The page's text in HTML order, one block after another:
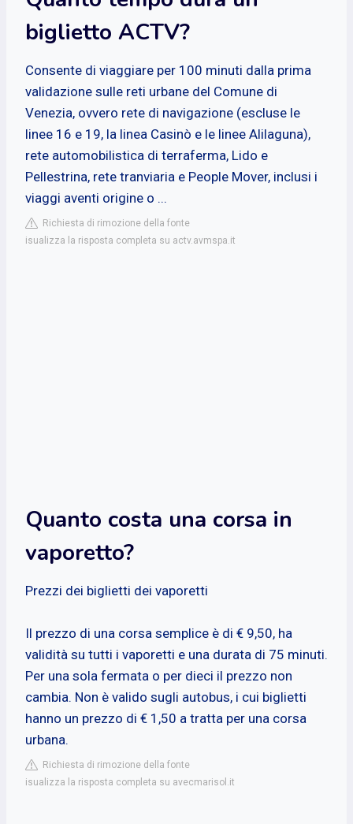
biglietto ACTV?
Consente di viaggiare per 100 minuti dalla prima
validazione sulle reti urbane del Comune di
Venezia, ovvero rete di navigazione (escluse le
linee 16 e 19, la linea Casinò e le linee Alilaguna),
rete automobilistica di terraferma, Lido e
Pellestrina, rete tranviaria e People Mover, inclusi i
viaggi aventi origine o ...
Richiesta di rimozione della fonte
isualizza la risposta completa su actv.avmspa.it
Quanto costa una corsa in
vaporetto?
Prezzi dei biglietti dei vaporetti
Il prezzo di una corsa semplice è di € 9,50, ha
validità su tutti i vaporetti e una durata di 75 minuti.
Per una sola fermata o per dieci il prezzo non
cambia. Non è valido sugli autobus, i cui biglietti
hanno un prezzo di € 1,50 a tratta per una corsa
urbana.
Richiesta di rimozione della fonte
isualizza la risposta completa su avecmarisol.it